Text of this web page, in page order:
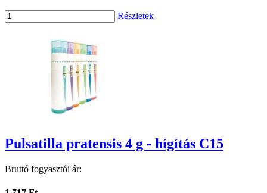
Részletek
Pulsatilla pratensis 4 g - hígítás C15
Bruttó fogyasztói ár: